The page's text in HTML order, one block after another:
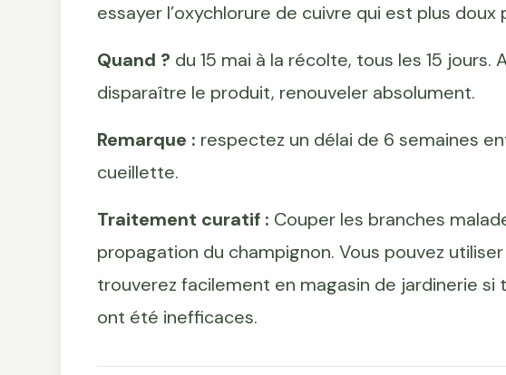
essayer l’oxychlorure de cuivre qui est plus doux
Quand ? du 15 mai à la récolte, tous les 15
disparaître le produit, renouveler absolument.
Remarque : respectez un délai de 6 semaines
cueillette.
Traitement curatif : Couper les branches
propagation du champignon. Vous pouvez
trouverez facilement en magasin de jardinerie
ont été inefficaces.